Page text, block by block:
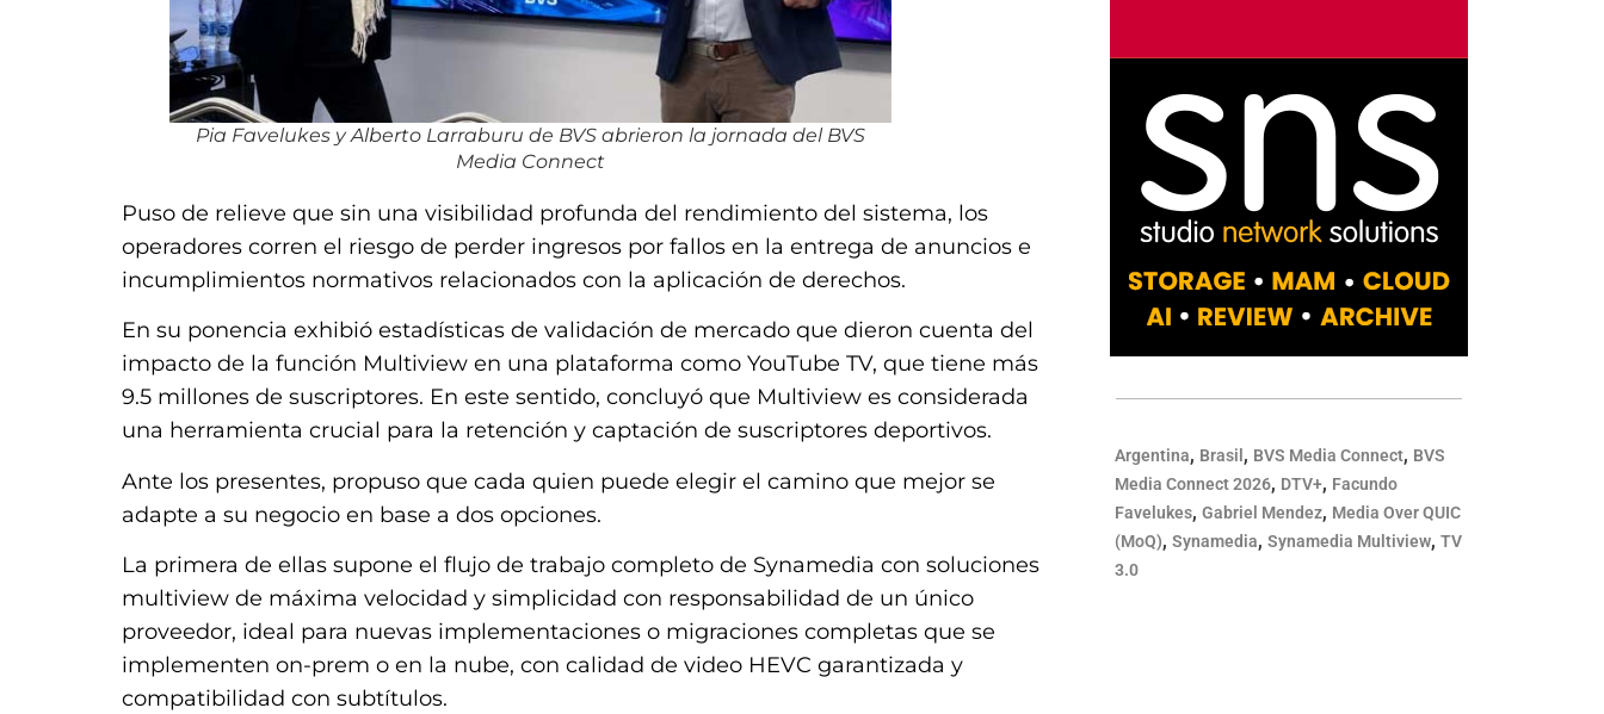
Pia Favelukes y Alberto Larraburu de BVS abrieron la jornada del BVS
Media Connect
Puso de relieve que sin una visibilidad profunda del rendimiento del sistema, los
operadores corren el riesgo de perder ingresos por fallos en la entrega de anuncios e
incumplimientos normativos relacionados con la aplicación de derechos.
En su ponencia exhibió estadísticas de validación de mercado que dieron cuenta del
impacto de la función Multiview en una plataforma como YouTube TV, que tiene más
9.5 millones de suscriptores. En este sentido, concluyó que Multiview es considerada
una herramienta crucial para la retención y captación de suscriptores deportivos.
Ante los presentes, propuso que cada quien puede elegir el camino que mejor se
adapte a su negocio en base a dos opciones.
La primera de ellas supone el flujo de trabajo completo de Synamedia con soluciones
multiview de máxima velocidad y simplicidad con responsabilidad de un único
proveedor, ideal para nuevas implementaciones o migraciones completas que se
implementen on-prem o en la nube, con calidad de video HEVC garantizada y
compatibilidad con subtítulos.
Argentina, Brasil , BVS Media Connect, BVS
Media Connect 2026, DTV+, Facundo
Favelukes,Gabriel Mendez, Media Over QUIC
(MoQ),Synamedia,Synamedia Multiview,TV
3.0